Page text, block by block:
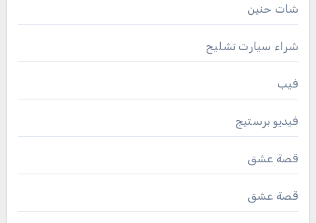
شات حنين
شراء سيارت تشليح
فيب
فيديو برستيج
قصة عشق
قصة عشق